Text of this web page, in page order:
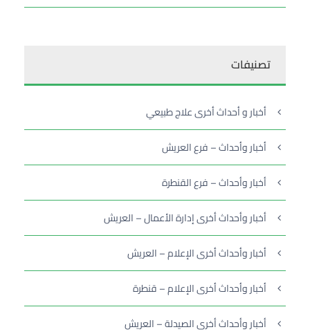
تصنيفات
أخبار و أحداث أخرى علاج طبيعي
أخبار وأحداث – فرع العريش
أخبار وأحداث – فرع القنطرة
أخبار وأحداث أخرى إدارة الأعمال – العريش
أخبار وأحداث أخرى الإعلام – العريش
أخبار وأحداث أخرى الإعلام – قنطرة
أخبار وأحداث أخرى الصيدلة – العريش